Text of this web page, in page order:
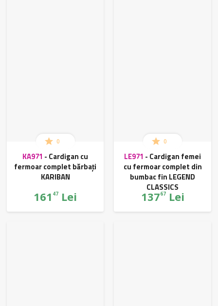
0
KA971 - Cardigan cu
fermoar complet bărbați
KARIBAN
161 47 Lei
0
LE971 - Cardigan femei
cu fermoar complet din
bumbac fin LEGEND
CLASSICS
13767Lei